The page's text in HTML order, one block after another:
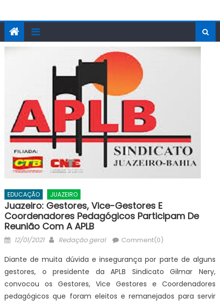
EDUCAÇÃO JUAZEIRO
Juazeiro: Gestores, Vice-Gestores E
Coordenadores Pedagógicos Participam De
Reunião Com A APLB
Posted
12/01/2021 Author
Redação geral Comment(0)
Diante de muita dúvida e insegurança por parte de alguns
gestores, o presidente da APLB Sindicato Gilmar Nery,
convocou os Gestores, Vice Gestores e Coordenadores
pedagógicos que foram eleitos e remanejados para servir